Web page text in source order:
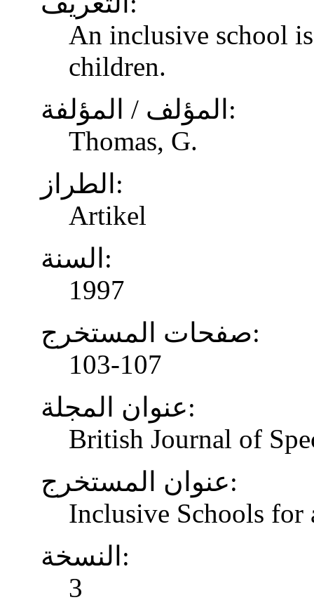
An inclusive school
children.
المؤلف / المؤلفة:
Thomas, G.
الطراز:
Artikel
السنة:
1997
صفحات المستخرج:
103-107
عنوان المجلة:
British Journal of
عنوان المستخرج:
Inclusive Schools for
النسخة:
3